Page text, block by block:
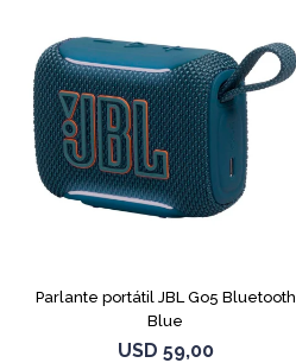
Parlante portátil JBL Go5 Bluetooth
Blue
USD 59,00